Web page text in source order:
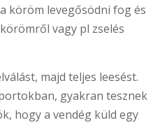
köröm levegősödni fog és
körömről vagy pl zselés
majd teljes leesést.
gyakran tesznek
hogy a vendég küld egy